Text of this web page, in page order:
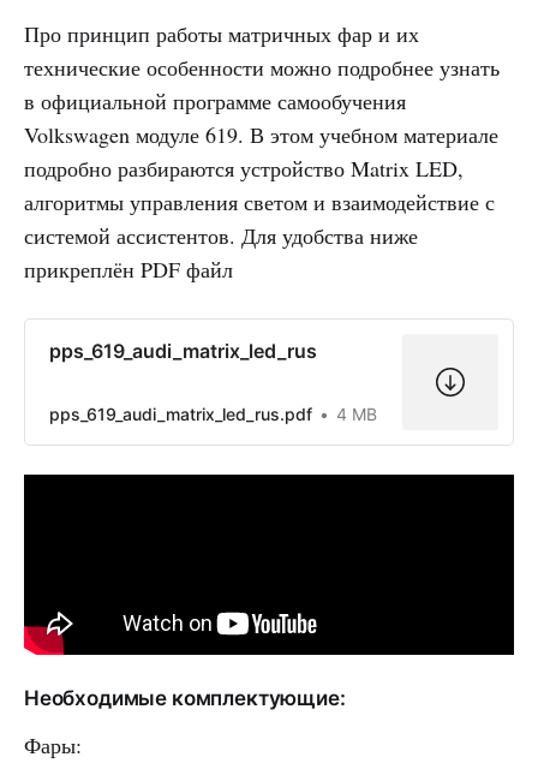
Про принцип работы матричных фар и их
технические особенности можно подробнее узнать
в официальной программе самообучения
Volkswagen модуле 619. В этом учебном материале
подробно разбираются устройство Matrix LED,
алгоритмы управления светом и взаимодействие с
системой ассистентов. Для удобства ниже
прикреплён PDF файл
pps_619_audi_matrix_led_rus
pps_619_audi_matrix_led_rus.pdf 4 MB
Необходимые комплектующие:
Фары: